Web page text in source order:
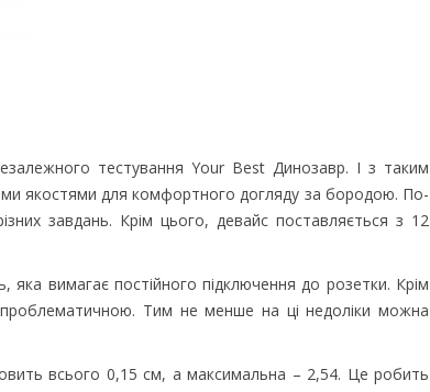
тестування Your Best Динозавр. І з таким
якостями для комфортного догляду за бородою. По-
завдань. Крім цього, девайс поставляється з 12
вимагає постійного підключення до розетки. Крім
Тим не менше на ці недоліки можна
всього 0,15 см, а максимальна – 2,54. Це робить